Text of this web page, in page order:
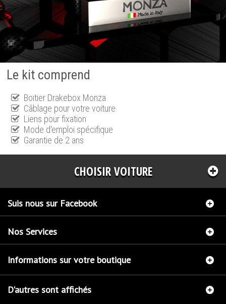
Le kit comprend
Boitier Drakebox Monza
Câblage pour votre voiture
Liens pour fixation
Mode d'emploi spécifique
Garantie de 2 ans
CHOISIR VOITURE
Suis nous sur Facebook
Nos Services
Informations sur votre boutique
D'autres sont affichés